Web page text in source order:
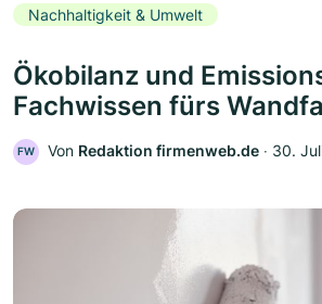
Nachhaltigkeit & Umwelt
Ökobilanz und
Fachwissen fürs
FW Von Redaktion firmenweb.de ‧ 30.